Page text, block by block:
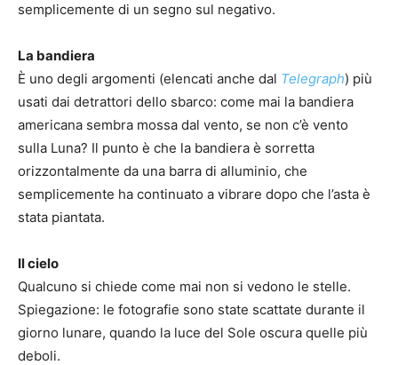
semplicemente di un segno sul negativo.
La bandiera
È uno degli argomenti (elencati anche dal Telegraph) più
usati dai detrattori dello sbarco: come mai la bandiera
americana sembra mossa dal vento, se non c’è vento
sulla Luna? Il punto è che la bandiera è sorretta
orizzontalmente da una barra di alluminio, che
semplicemente ha continuato a vibrare dopo che l’asta è
stata piantata.
Il cielo
Qualcuno si chiede come mai non si vedono le stelle.
Spiegazione: le fotografie sono state scattate durante il
giorno lunare, quando la luce del Sole oscura quelle più
deboli.